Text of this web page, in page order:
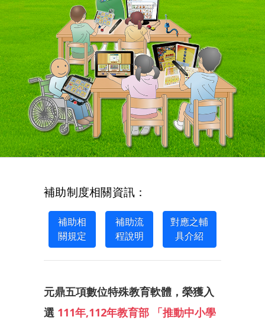
補助制度相關資訊：
補助相
關規定
補助流
程說明
對應之輔
具介紹
元鼎五項數位特殊教育軟體，榮獲入
選 111年,112年教育部 「推動中小學